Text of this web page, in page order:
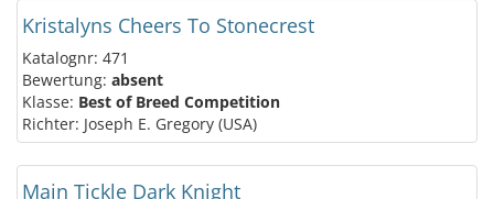
Kristalyns Cheers To Stonecrest
Katalognr: 471
Bewertung: absent
Klasse: Best of Breed Competition
Richter: Joseph E. Gregory (USA)
Main Tickle Dark Knight